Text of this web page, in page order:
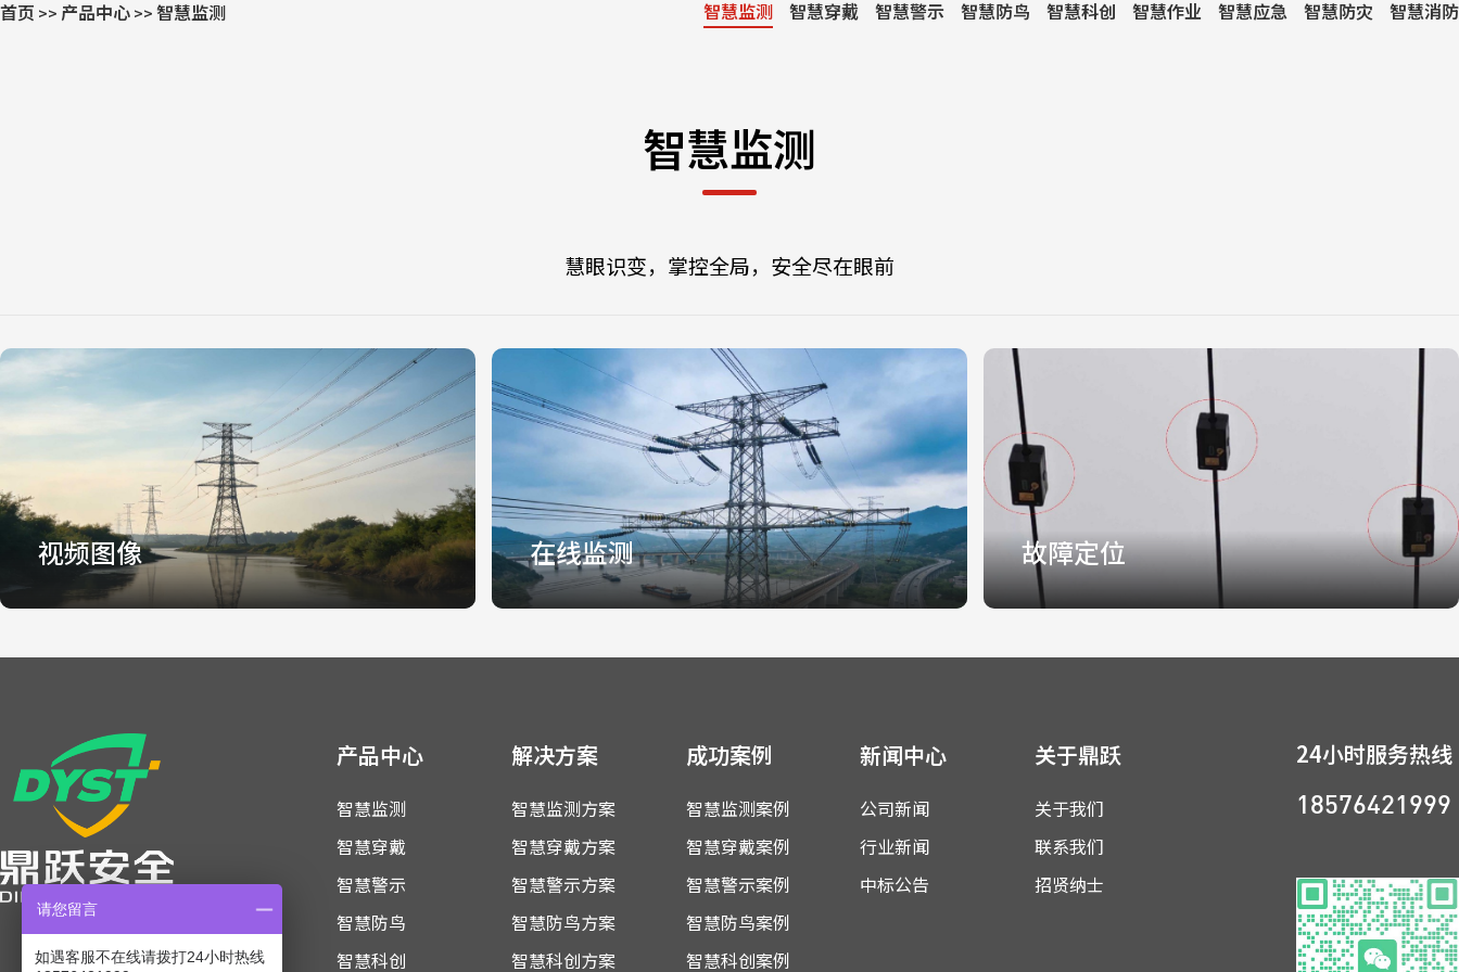
首页 >> 产品中心 >> 智慧监测 智慧监测 智慧穿戴 智慧警示 智慧防鸟 智慧科创 智慧作业 智慧应急 智慧防灾 智慧消防
智慧监测
慧眼识变，掌控全局，安全尽在眼前
视频图像
视频图像
了解更多
在线监测
在线监测
了解更多
故障定位
故障定位
了解更多
产品中心
智慧监测
智慧穿戴
智慧警示
智慧防鸟
智慧科创
解决方案
智慧监测方案
智慧穿戴方案
智慧警示方案
智慧防鸟方案
智慧科创方案
成功案例
智慧监测案例
智慧穿戴案例
智慧警示案例
智慧防鸟案例
智慧科创案例
新闻中心
公司新闻
行业新闻
中标公告
关于鼎跃
关于我们
联系我们
招贤纳士
24小时服务热线
18576421999
请您留言
如遇客服不在线请拨打24小时热线